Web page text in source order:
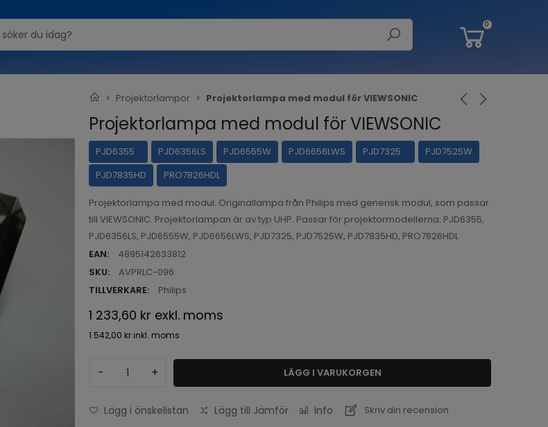
0
Projektorlampor Projektorlampa med modul för VIEWSONIC
Projektorlampa med modul för VIEWSONIC
PJD6355 PJD6356LS PJD6555W PJD6656LWS PJD7325
PJD7525W
PJD7835HD
PRO7826HDL
Projektorlampa med modul. Originallampa från Philips med generisk modul, som passar
till VIEWSONIC. Projektorlampan är av typ UHP. Passar för projektormodellerna: PJD6355,
PJD6356LS, PJD6555W, PJD6656LWS, PJD7325, PJD7525W, PJD7835HD, PRO7826HDL
EAN:
4895142633812
SKU:
AVPRLC-096
TILLVERKARE:
Philips
1 233,60 kr exkl. moms
1 542,00 kr inkl. moms
- + LÄGG I VARUKORGEN
Lägg i önskelistan Lägg till Jämför Info
Skriv din recension